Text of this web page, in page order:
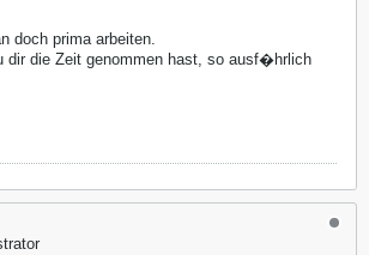
doch prima arbeiten.
dir die Zeit genommen hast, so ausf�hrlich